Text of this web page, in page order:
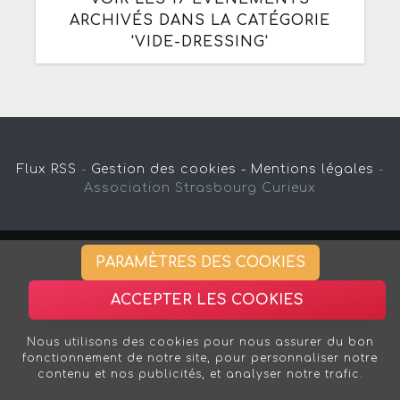
ARCHIVÉS DANS LA CATÉGORIE
'VIDE-DRESSING'
Flux RSS - Gestion des cookies - Mentions légales -
Association Strasbourg Curieux
PARAMÈTRES DES COOKIES
ACCEPTER LES COOKIES
Nous utilisons des cookies pour nous assurer du bon
fonctionnement de notre site, pour personnaliser notre
contenu et nos publicités, et analyser notre trafic.